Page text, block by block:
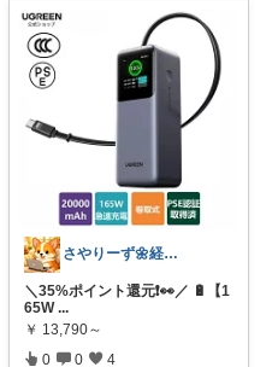
さやりーず🌼経由購入ありがとう
＼35%ポイント還元❗️👀／ 🔋【1
65W ...
￥ 13,790～
0 0 4